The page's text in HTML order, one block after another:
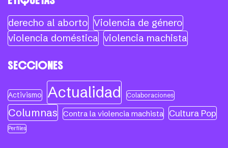
derecho al aborto Violencia de género
violencia doméstica violencia machista
SECCIONES
Activismo Actualidad Colaboraciones
Columnas Contra la violencia machista Cultura Pop
Perfiles